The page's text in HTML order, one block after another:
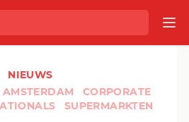
NIEUWS
AMSTERDAM
CORPORATE
SUPERMARKTEN